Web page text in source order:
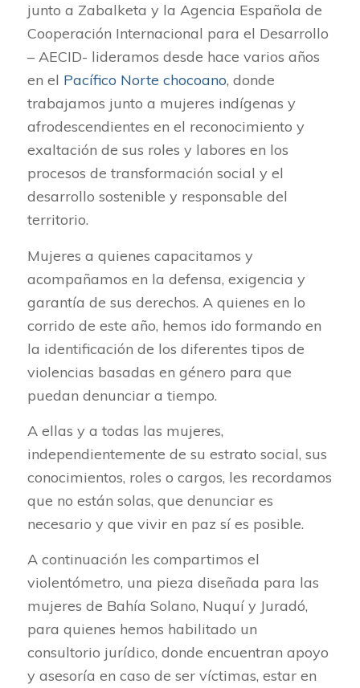
junto a Zabalketa y la Agencia Española de
Cooperación Internacional para el Desarrollo
– AECID- lideramos desde hace varios años
en el Pacífico Norte chocoano, donde
trabajamos junto a mujeres indígenas y
afrodescendientes en el reconocimiento y
exaltación de sus roles y labores en los
procesos de transformación social y el
desarrollo sostenible y responsable del
territorio.
Mujeres a quienes capacitamos y
acompañamos en la defensa, exigencia y
garantía de sus derechos. A quienes en lo
corrido de este año, hemos ido formando en
la identificación de los diferentes tipos de
violencias basadas en género para que
puedan denunciar a tiempo.
A ellas y a todas las mujeres,
independientemente de su estrato social, sus
conocimientos, roles o cargos, les recordamos
que no están solas, que denunciar es
necesario y que vivir en paz sí es posible.
A continuación les compartimos el
violentómetro, una pieza diseñada para las
mujeres de Bahía Solano, Nuquí y Juradó,
para quienes hemos habilitado un
consultorio jurídico, donde encuentran apoyo
y asesoría en caso de ser víctimas, estar en